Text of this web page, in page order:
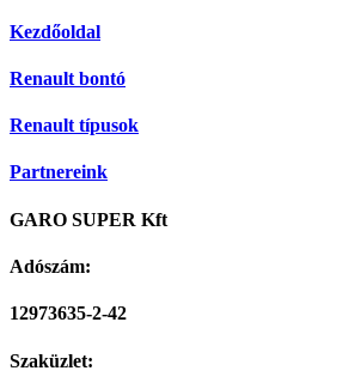
Kezdőoldal
Renault bontó
Renault típusok
Partnereink
GARO SUPER Kft
Adószám:
12973635-2-42
Szaküzlet: